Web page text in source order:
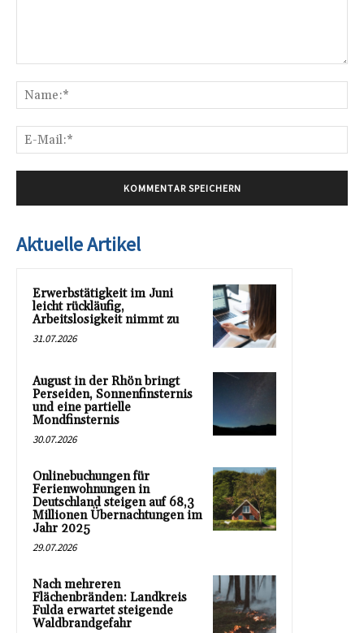
Aktuelle Artikel
Erwerbstätigkeit im Juni
leicht rückläufig,
Arbeitslosigkeit nimmt zu
31.07.2026
August in der Rhön bringt
Perseiden, Sonnenfinsternis
und eine partielle
Mondfinsternis
30.07.2026
Onlinebuchungen für
Ferienwohnungen in
Deutschland steigen auf 68,3
Millionen Übernachtungen im
Jahr 2025
29.07.2026
Nach mehreren
Flächenbränden: Landkreis
Fulda erwartet steigende
Waldbrandgefahr